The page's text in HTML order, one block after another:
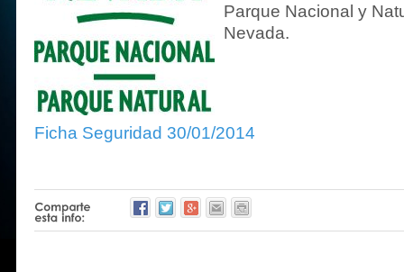
Parque Nacional y
Nevada.
Ficha Seguridad 30/01/2014